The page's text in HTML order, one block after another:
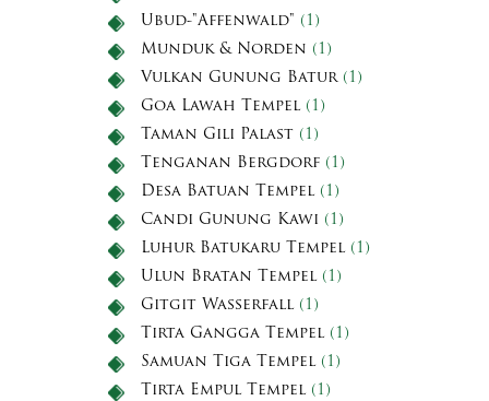
Ubud-"Affenwald" (1)
Munduk & Norden (1)
Vulkan Gunung Batur(1)
Goa Lawah Tempel (1)
Taman Gili Palast (1)
Tenganan Bergdorf (1)
Desa Batuan Tempel (1)
Candi Gunung Kawi (1)
Luhur Batukaru Tempel (1)
Ulun Bratan Tempel (1)
Gitgit Wasserfall (1)
Tirta Gangga Tempel (1)
Samuan Tiga Tempel (1)
Tirta Empul Tempel (1)